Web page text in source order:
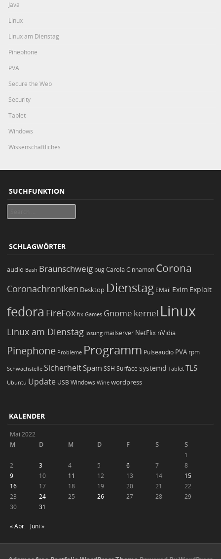
Java
Linux
Linux am Dienstag
Pinephone
PVA
Secure the Web
Security
Tablet
Windows
Wissenschaftliches
SUCHFUNKTION
SCHLAGWÖRTER
audio Bash Braunschweig bugCarola Cinnamon Corona
Coronachroniken Desktop Dienstag EMail Exim Exploit
fedora FireFox fix Games Gnome kernel Linux
Linux am Dienstag lösung mailserver NetFlix nVidia
Pinephone Probleme Programm Pulseaudio PVA rpm
Schwachstelle Sicherheit Spam SSH Surface systemd Tablet TLS
Ubuntu Update USB Windows Wine wordpress
KALENDER
Mai 2022
M
D M D F S
S
1
2
3 4 5 6 7
8
9
10 11 12 13 14
15
16
17 18 19 20 21
22
23
24 25 26 27 28
29
30
31
« Apr. Juni »